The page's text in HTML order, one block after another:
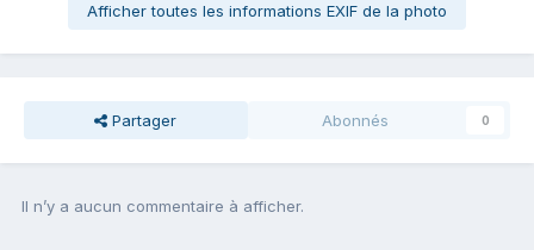
Afficher toutes les informations EXIF de la photo
Partager Abonnés 0
Il n’y a aucun commentaire à afficher.